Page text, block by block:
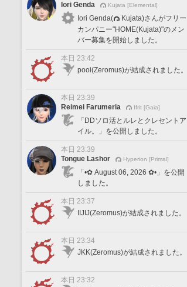
Iori Genda
Kujata [Elemental]
Iori Genda(
Kujata)さんがフリー
カンパニー"HOME(Kujata)"のメン
バー募集を開始しました。
本日 23:42
pooi(Zeromus)が結成されました。
本日 23:39
Reimei Farumeria
Ifrit [Gaia]
「DDソロ活とルレとクレセントア
イル。」を公開しました。
本日 23:39
Tongue Lashor
Hyperion [Primal]
「•✿ August 06, 2026 ✿•」を公開
しました。
本日 23:37
IIJIJ(Zeromus)が結成されました。
本日 23:34
JKK(Zeromus)が結成されました。
本日 23:32